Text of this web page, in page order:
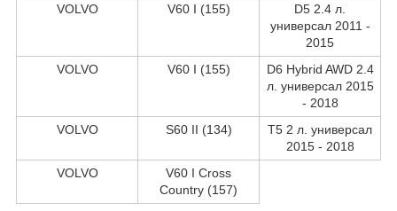
VOLVO
V60 I (155)
D5 2.4 л.
универсал 2011 -
2015
VOLVO
V60 I (155)
D6 Hybrid AWD 2.4
л. универсал 2015
- 2018
VOLVO
S60 II (134)
T5 2 л. универсал
2015 - 2018
VOLVO
V60 I Cross
Country (157)